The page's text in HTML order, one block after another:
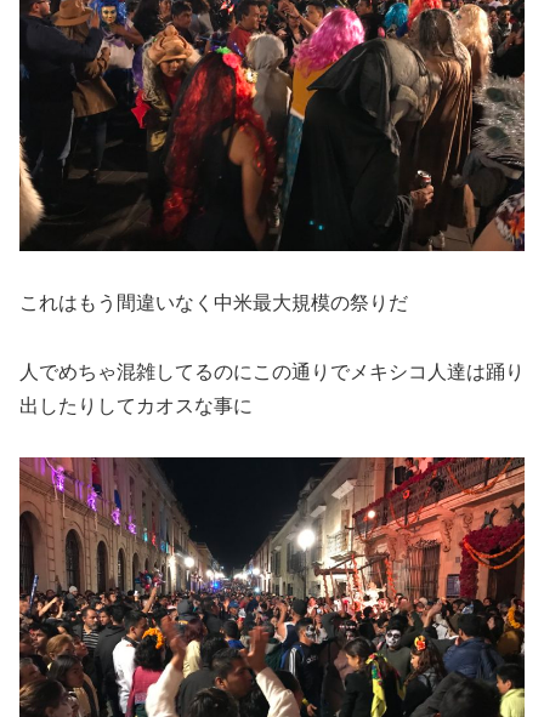
これはもう間違いなく中米最大規模の祭りだ
人でめちゃ混雑してるのにこの通りでメキシコ人達は踊り
出したりしてカオスな事に